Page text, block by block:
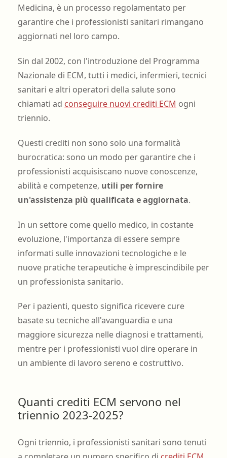
Medicina, è un processo regolamentato per
garantire che i professionisti sanitari rimangano
aggiornati nel loro campo.
Sin dal 2002, con l'introduzione del Programma
Nazionale di ECM, tutti i medici, infermieri, tecnici
sanitari e altri operatori della salute sono
chiamati ad conseguire nuovi crediti ECM ogni
triennio.
Questi crediti non sono solo una formalità
burocratica: sono un modo per garantire che i
professionisti acquisiscano nuove conoscenze,
abilità e competenze, utili per fornire
un'assistenza più qualificata e aggiornata.
In un settore come quello medico, in costante
evoluzione, l'importanza di essere sempre
informati sulle innovazioni tecnologiche e le
nuove pratiche terapeutiche è imprescindibile per
un professionista sanitario.
Per i pazienti, questo significa ricevere cure
basate su tecniche all'avanguardia e una
maggiore sicurezza nelle diagnosi e trattamenti,
mentre per i professionisti vuol dire operare in
un ambiente di lavoro sereno e costruttivo.
Quanti crediti ECM servono nel
triennio 2023-2025?
Ogni triennio, i professionisti sanitari sono tenuti